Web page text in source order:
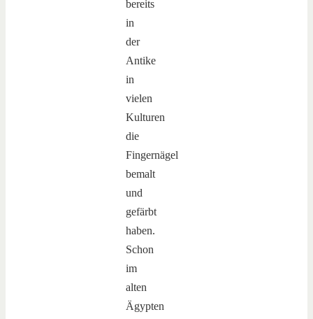
bereits
in
der
Antike
in
vielen
Kulturen
die
Fingernägel
bemalt
und
gefärbt
haben.
Schon
im
alten
Ägypten